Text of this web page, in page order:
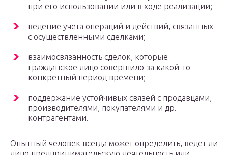
при его использовании или в ходе реализации;
ведение учета операций и действий, связанных
с осуществленными сделками;
взаимосвязанность сделок, которые
гражданское лицо совершило за какой-то
конкретный период времени;
поддержание устойчивых связей с продавцами,
производителями, покупателями и др.
контрагентами.
Опытный человек всегда может определить, ведет ли